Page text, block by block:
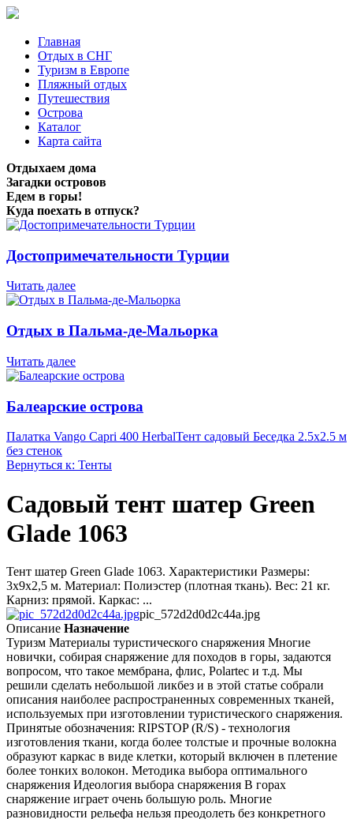
Главная
Отдых в СНГ
Туризм в Европе
Пляжный отдых
Путешествия
Острова
Каталог
Карта сайта
Отдыхаем дома
Загадки островов
Едем в горы!
Куда поехать в отпуск?
Достопримечательности Турции
Читать далее
Отдых в Пальма-де-Мальорка
Читать далее
Балеарские острова
Палатка Vango Capri 400 HerbalТент садовый Беседка 2.5х2.5 м
без стенок
Вернуться к: Тенты
Садовый тент шатер Green
Glade 1063
Тент шатер Green Glade 1063. Характеристики Размеры:
3х9х2,5 м. Материал: Полиэстер (плотная ткань). Вес: 21 кг.
Карниз: прямой. Каркас: ...
pic_572d2d0d2c44a.jpg
Описание Назначение
Туризм Материалы туристического снаряжения Многие
новички, собирая снаряжение для походов в горы, задаются
вопросом, что такое мембрана, флис, Polartec и т.д. Мы
решили сделать небольшой ликбез и в этой статье собрали
описания наиболее распространенных современных тканей,
используемых при изготовлении туристического снаряжения.
Принятые обозначения: RIPSTOP (R/S) - технология
изготовления ткани, когда более толстые и прочные волокна
образуют каркас в виде клетки, который включен в плетение
более тонких волокон. Методика выбора оптимального
снаряжения Идеология выбора снаряжения В горах
снаряжение играет очень большую роль. Многие
разновидности рельефа нельзя преодолеть без конкретного